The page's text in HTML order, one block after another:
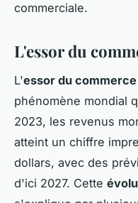
commerciale.
L'essor du
L'essor du
phénomène mondial
2023, les revenus
atteint un chiffre
dollars, avec des
d'ici 2027. Cette